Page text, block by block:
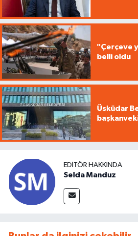
"Çerçeve
belli oldu
Üsküdar
EDITÖR HAKKINDA
Selda Manduz